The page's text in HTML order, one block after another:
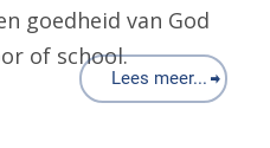
goedheid van God
of school.
Lees meer...